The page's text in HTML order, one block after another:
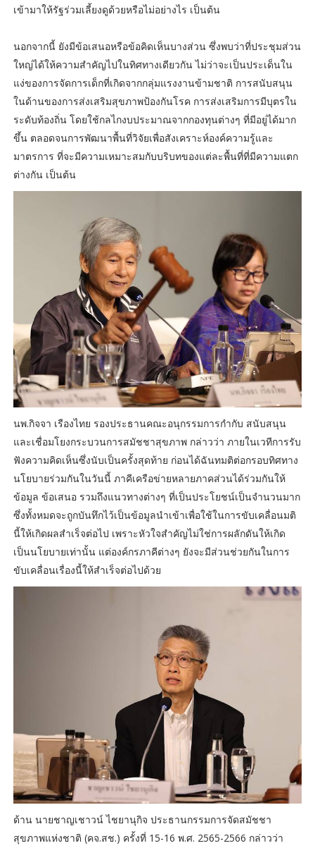
เข้ามาให้รัฐร่วมเลี้ยงดูด้วยหรือไม่อย่างไร เป็นต้น
นอกจากนี้ ยังมีข้อเสนอหรือข้อคิดเห็นบางส่วน ซึ่งพบว่าที่ประชุมส่วน
ใหญ่ได้ให้ความสำคัญไปในทิศทางเดียวกัน ไม่ว่าจะเป็นประเด็นใน
แง่ของการจัดการเด็กที่เกิดจากกลุ่มแรงงานข้ามชาติ การสนับสนุน
ในด้านของการส่งเสริมสุขภาพป้องกันโรค การส่งเสริมการมีบุตรใน
ระดับท้องถิ่น โดยใช้กลไกงบประมาณจากกองทุนต่างๆ ที่มีอยู่ได้มาก
ขึ้น ตลอดจนการพัฒนาพื้นที่วิจัยเพื่อสังเคราะห์องค์ความรู้และ
มาตรการ ที่จะมีความเหมาะสมกับบริบทของแต่ละพื้นที่ที่มีความแตก
ต่างกัน เป็นต้น
นพ.กิจจา เรืองไทย รองประธานคณะอนุกรรมการกำกับ สนับสนุน
และเชื่อมโยงกระบวนการสมัชชาสุขภาพ กล่าวว่า ภายในเวทีการรับ
ฟังความคิดเห็นซึ่งนับเป็นครั้งสุดท้าย ก่อนได้ฉันทมติต่อกรอบทิศทาง
นโยบายร่วมกันในวันนี้ ภาคีเครือข่ายหลายภาคส่วนได้ร่วมกันให้
ข้อมูล ข้อเสนอ รวมถึงแนวทางต่างๆ ที่เป็นประโยชน์เป็นจำนวนมาก
ซึ่งทั้งหมดจะถูกบันทึกไว้เป็นข้อมูลนำเข้าเพื่อใช้ในการขับเคลื่อนมติ
นี้ให้เกิดผลสำเร็จต่อไป เพราะหัวใจสำคัญไม่ใช่การผลักดันให้เกิด
เป็นนโยบายเท่านั้น แต่องค์กรภาคีต่างๆ ยังจะมีส่วนช่วยกันในการ
ขับเคลื่อนเรื่องนี้ให้สำเร็จต่อไปด้วย
ด้าน นายชาญเชาวน์ ไชยานุกิจ ประธานกรรมการจัดสมัชชา
สุขภาพแห่งชาติ (คจ.สช.) ครั้งที่ 15-16 พ.ศ. 2565-2566 กล่าวว่า